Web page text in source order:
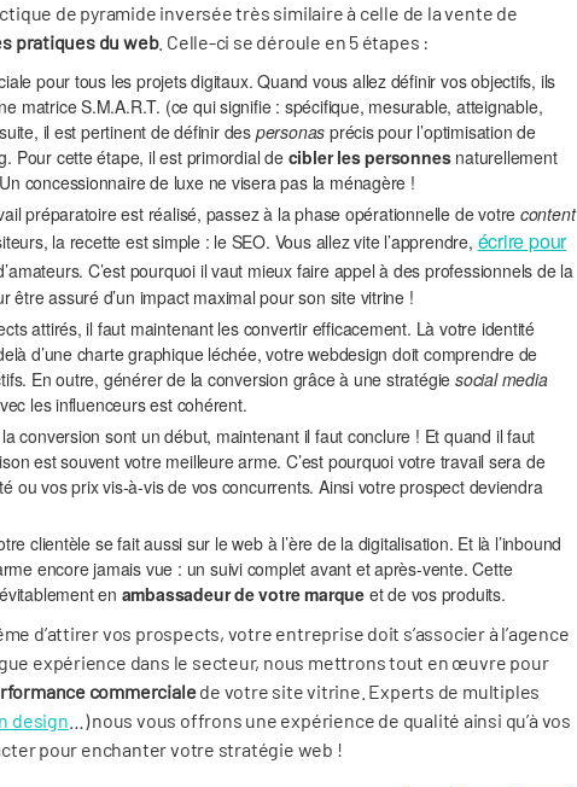
de pyramide inversée très similaire à celle de la vente de
pratiques du web. Celle-ci se déroule en 5 étapes :
pour tous les projets digitaux. Quand vous allez définir vos objectifs, ils
matrice S.M.A.R.T. (ce qui signifie : spécifique, mesurable, atteignable,
il est pertinent de définir des personas précis pour l’optimisation de
Pour cette étape, il est primordial de cibler les personnes naturellement
concessionnaire de luxe ne visera pas la ménagère !
préparatoire est réalisé, passez à la phase opérationnelle de votre content
la recette est simple : le SEO. Vous allez vite l’apprendre, écrire pour
C’est pourquoi il vaut mieux faire appel à des professionnels de la
être assuré d’un impact maximal pour son site vitrine !
attirés, il faut maintenant les convertir efficacement. Là votre identité
d’une charte graphique léchée, votre webdesign doit comprendre de
En outre, générer de la conversion grâce à une stratégie social media
les influenceurs est cohérent.
conversion sont un début, maintenant il faut conclure ! Et quand il faut
est souvent votre meilleure arme. C’est pourquoi votre travail sera de
ou vos prix vis-à-vis de vos concurrents. Ainsi votre prospect deviendra
clientèle se fait aussi sur le web à l’ère de la digitalisation. Et là l’inbound
encore jamais vue : un suivi complet avant et après-vente. Cette
en ambassadeur de votre marqueet de vos produits.
d’attirer vos prospects, votre entreprise doit s’associer à l’agence
expérience dans le secteur, nous mettrons tout en œuvre pour
commercialede votre site vitrine. Experts de multiples
design …) nous vous offrons une expérience de qualité ainsi qu’à vos
pour enchanter votre stratégie web !